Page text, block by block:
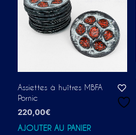
Assiettes à huîtres MBFA
Pornic
220,00€
AJOUTER AU PANIER